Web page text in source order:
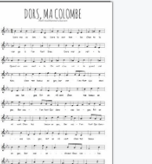
Dors ma colombe